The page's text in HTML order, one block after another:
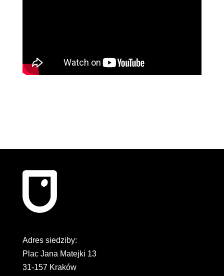
Adres siedziby:
Plac Jana Matejki 13
31-157 Kraków